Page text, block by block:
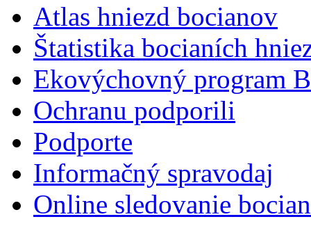
Atlas hniezd bocianov
Štatistika bocianích
Ekovýchovný program
Ochranu podporili
Podporte
Informačný spravodaj
Online sledovanie